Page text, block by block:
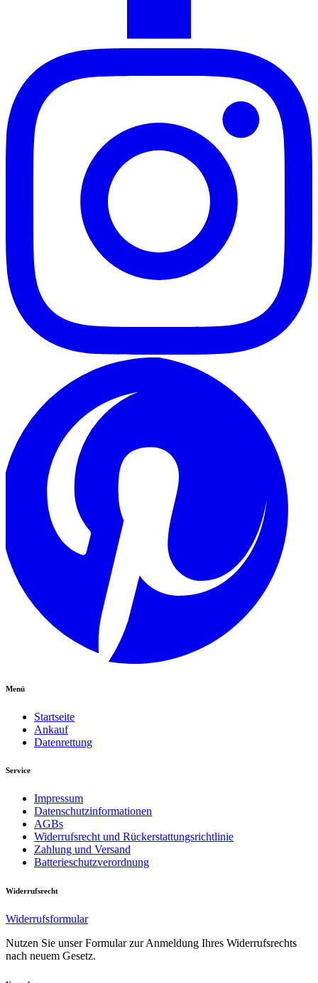
Menü
Startseite
Ankauf
Datenrettung
Service
Impressum
Datenschutzinformationen
AGBs
Widerrufsrecht und Rückerstattungsrichtlinie
Zahlung und Versand
Batterieschutzverordnung
Widerrufsrecht
Widerrufsformular
Nutzen Sie unser Formular zur Anmeldung Ihres Widerrufsrechts
nach neuem Gesetz.